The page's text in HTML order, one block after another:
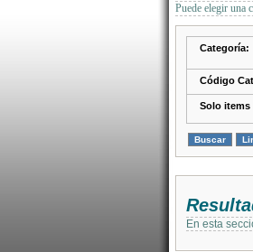
Puede elegir una
Categoría:
Código
Solo items
En esta